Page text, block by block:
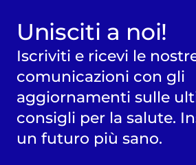
Unisciti a noi!
Iscriviti e ricevi le
comunicazioni con gli
aggiornamenti sulle
consigli per la salute.
un futuro più sano.